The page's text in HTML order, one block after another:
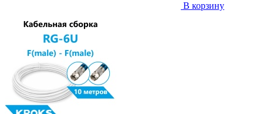
В корзину